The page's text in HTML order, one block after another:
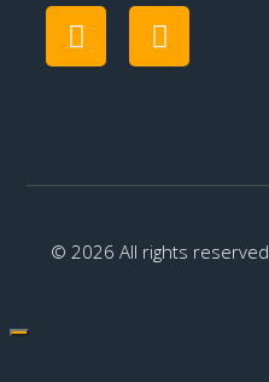
© 2026 All rights reserved